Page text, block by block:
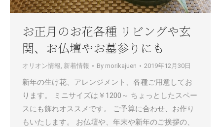
お正月のお花各種 リビングや玄
関、お仏壇やお墓参りにも
オリオン情報 新着情報 By morikajuen 2019年12月30日
新年の生け花、アレンジメント、各種ご用意してお
ります。 ミニサイズは￥1200～ ちょっとしたスペー
スにも飾れオススメです。 ご予算に合わせ、お作り
もいたします。 お仏壇や、年末や新年のご挨拶の、